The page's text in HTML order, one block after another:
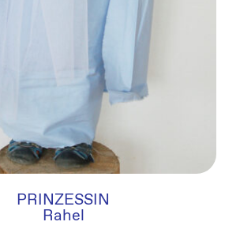
PRINZESSIN
Rahel